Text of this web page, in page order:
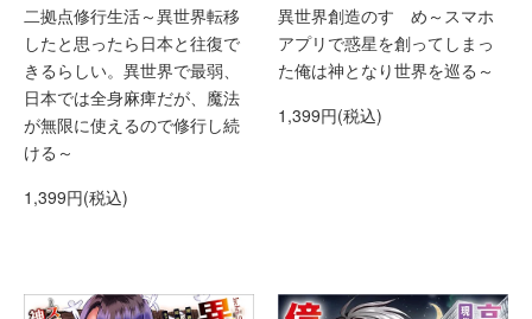
二拠点修行生活～異世界転移
したと思ったら日本と往復で
きるらしい。異世界で最弱、
日本では全身麻痺だが、魔法
が無限に使えるので修行し続
ける～
1,399円(税込)
異世界創造のすゝめ～スマホ
アプリで惑星を創ってしまっ
た俺は神となり世界を巡る～
1,399円(税込)